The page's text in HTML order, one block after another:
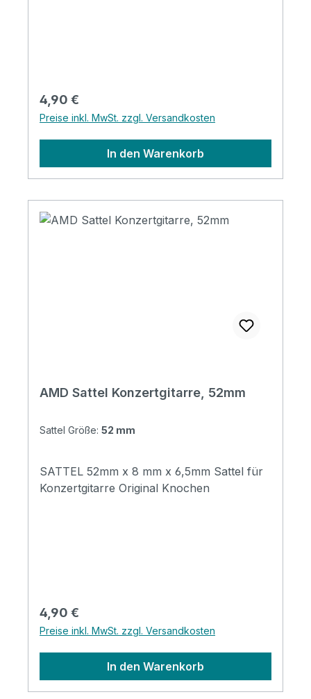
Regulärer Preis:
4,90 €
Preise inkl. MwSt. zzgl. Versandkosten
In den Warenkorb
AMD Sattel Konzertgitarre, 52mm
Sattel Größe: 52 mm
SATTEL 52mm x 8 mm x 6,5mm Sattel für
Konzertgitarre Original Knochen
Regulärer Preis:
4,90 €
Preise inkl. MwSt. zzgl. Versandkosten
In den Warenkorb